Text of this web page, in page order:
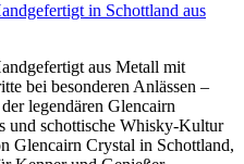
in Schottland aus
aus Metall mit
bei besonderen Anlässen –
legendären Glencairn
und schottische Whisky-Kultur
Glencairn Crystal in Schottland,